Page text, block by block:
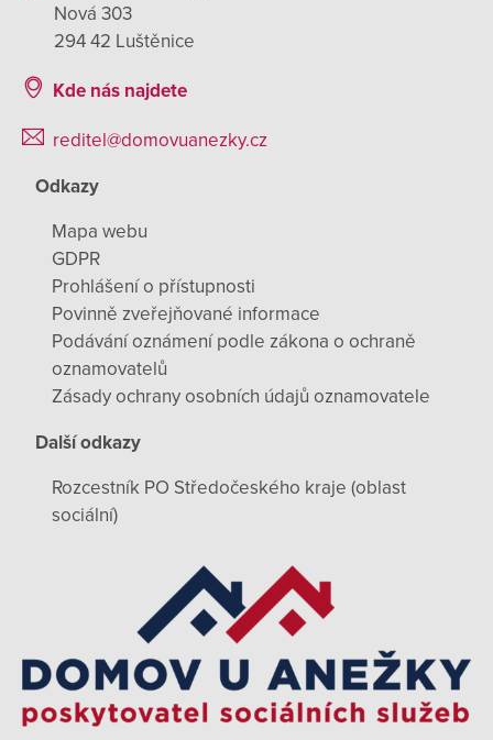
Nová 303
294 42 Luštěnice
Kde nás najdete
reditel@domovuanezky.cz
Odkazy
Mapa webu
GDPR
Prohlášení o přístupnosti
Povinně zveřejňované informace
Podávání oznámení podle zákona o ochraně
oznamovatelů
Zásady ochrany osobních údajů oznamovatele
Další odkazy
Rozcestník PO Středočeského kraje (oblast
sociální)